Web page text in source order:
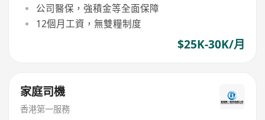
公司醫保，強積金等全面保障
12個月工資，無雙糧制度
$25K-30K/月
家庭司機
香港第一服務